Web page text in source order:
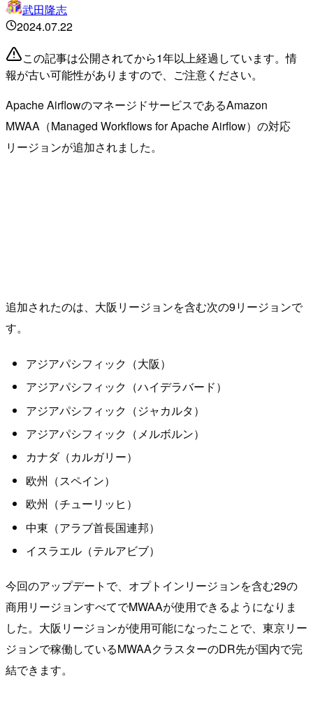
武田隆志
2024.07.22
この記事は公開されてから1年以上経過しています。情
報が古い可能性がありますので、ご注意ください。
Apache AirflowのマネージドサービスであるAmazon
MWAA（Managed Workflows for Apache Airflow）の対応
リージョンが追加されました。
追加されたのは、大阪リージョンを含む次の9リージョンで
す。
アジアパシフィック（大阪）
アジアパシフィック（ハイデラバード）
アジアパシフィック（ジャカルタ）
アジアパシフィック（メルボルン）
カナダ（カルガリー）
欧州（スペイン）
欧州（チューリッヒ）
中東（アラブ首長国連邦）
イスラエル（テルアビブ）
今回のアップデートで、オプトインリージョンを含む29の
商用リージョンすべてでMWAAが使用できるようになりま
した。大阪リージョンが使用可能になったことで、東京リー
ジョンで稼働しているMWAAクラスターのDR先が国内で完
結できます。